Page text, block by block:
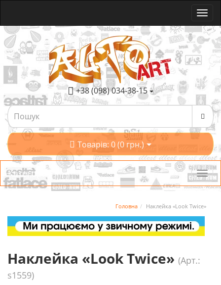
+38 (098) 034-38-15
Товарів: 0 (0 грн.)
Категорії
Головна Наклейка «Look Twice»
Наклейка «Look Twice» (Арт.:
s1559)